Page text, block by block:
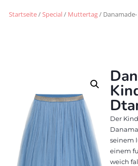
Startseite/Special/ Muttertag/ Danamade-
Der
seinem
einem
weich